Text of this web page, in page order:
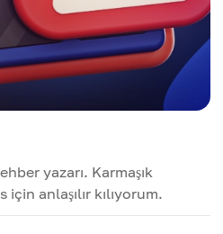
yazarı. Karmaşık
anlaşılır kılıyorum.